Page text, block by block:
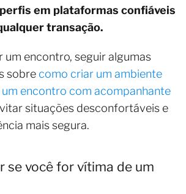
em plataformas confiáveis
transação.
um encontro, seguir algumas
sobre como criar um ambiente
encontro com acompanhante
situações desconfortáveis e
mais segura.
se você for vítima de um